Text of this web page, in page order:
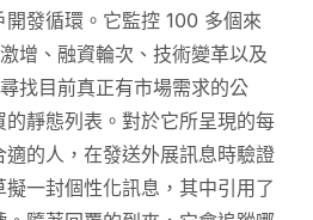
發循環。它監控 100 多個來
增、融資輪次、技術變革以及
找目前真正有市場需求的公
靜態列表。對於它所呈現的每
的人，在發送外展訊息時驗證
一封個性化訊息，其中引用了